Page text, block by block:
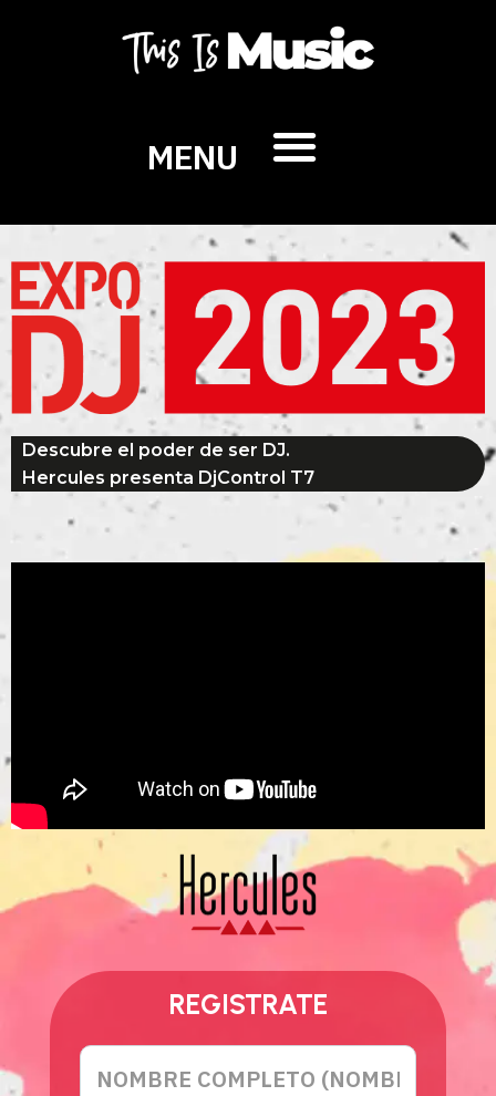
MENU
Descubre el poder de ser DJ.
Hercules presenta DjControl T7
REGISTRATE